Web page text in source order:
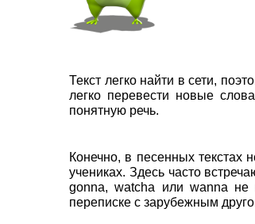
Текст легко найти в сети,
легко перевести новые
понятную речь.
Конечно, в песенных текстах
учениках. Здесь часто
gonna, watcha или wanna не
переписке с зарубежным